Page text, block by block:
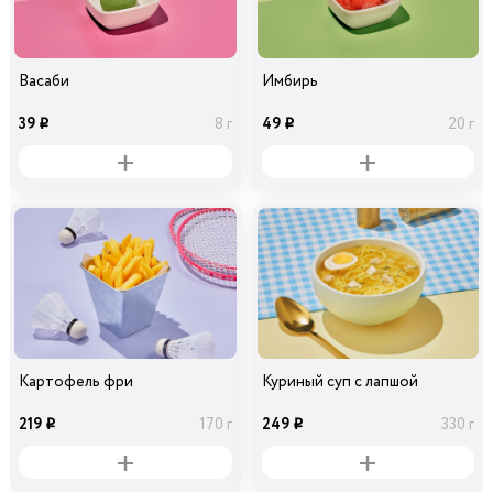
Васаби
39 i 8 г
Имбирь
49 i 20 г
Картофель фри
219 i 170 г
Куриный суп с лапшой
249 i 330 г